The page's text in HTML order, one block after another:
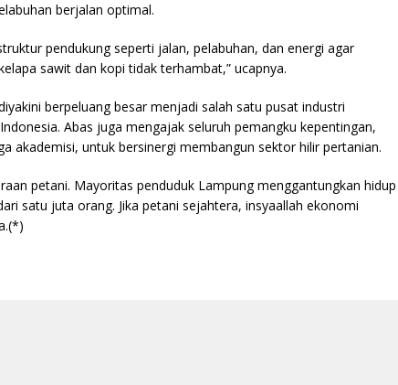
berjalan optimal.
pendukung seperti jalan, pelabuhan, dan energi agar
sawit dan kopi tidak terhambat,” ucapnya.
berpeluang besar menjadi salah satu pusat industri
Abas juga mengajak seluruh pemangku kepentingan,
akademisi, untuk bersinergi membangun sektor hilir pertanian.
petani. Mayoritas penduduk Lampung menggantungkan hidup
satu juta orang. Jika petani sejahtera, insyaallah ekonomi